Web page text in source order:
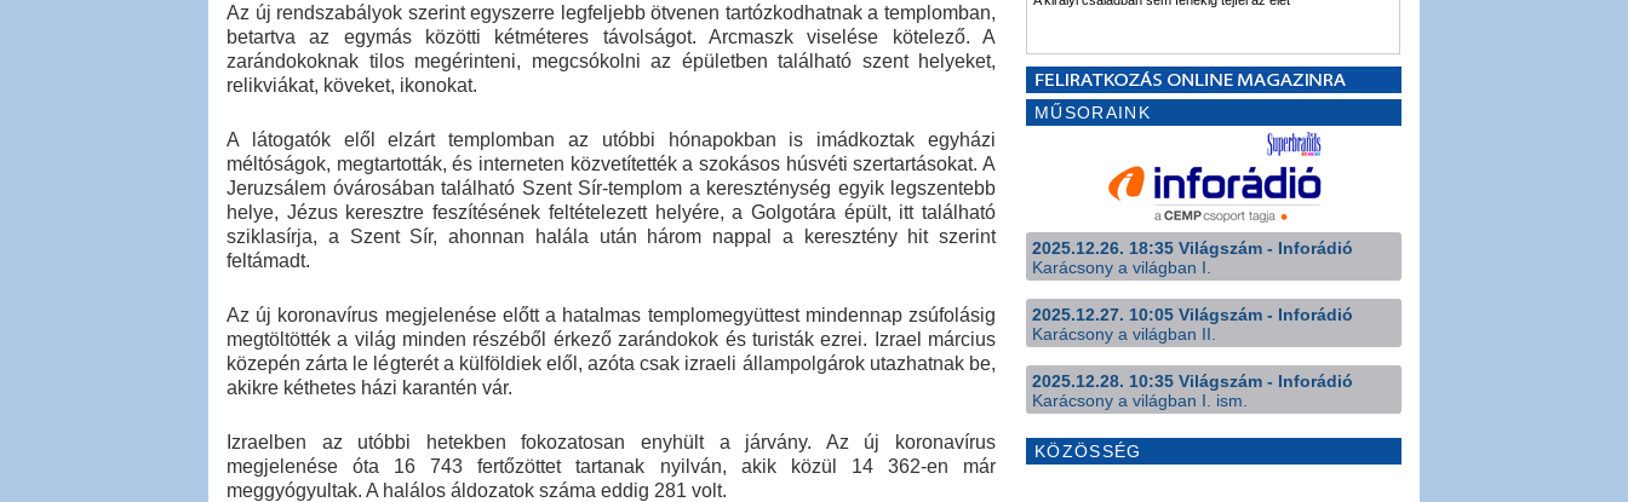
Az új rendszabályok szerint egyszerre legfeljebb ötvenen tartózkodhatnak a templomban,
betartva az egymás közötti kétméteres távolságot. Arcmaszk viselése kötelező. A
zarándokoknak tilos megérinteni, megcsókolni az épületben található szent helyeket,
relikviákat, köveket, ikonokat.
A látogatók elől elzárt templomban az utóbbi hónapokban is imádkoztak egyházi
méltóságok, megtartották, és interneten közvetítették a szokásos húsvéti szertartásokat. A
Jeruzsálem óvárosában található Szent Sír-templom a kereszténység egyik legszentebb
helye, Jézus keresztre feszítésének feltételezett helyére, a Golgotára épült, itt található
sziklasírja, a Szent Sír, ahonnan halála után három nappal a keresztény hit szerint
feltámadt.
Az új koronavírus megjelenése előtt a hatalmas templomegyüttest mindennap zsúfolásig
megtöltötték a világ minden részéből érkező zarándokok és turisták ezrei. Izrael március
közepén zárta le légterét a külföldiek elől, azóta csak izraeli állampolgárok utazhatnak be,
akikre kéthetes házi karantén vár.
Izraelben az utóbbi hetekben fokozatosan enyhült a járvány. Az új koronavírus
megjelenése óta 16 743 fertőzöttet tartanak nyilván, akik közül 14 362-en már
meggyógyultak. A halálos áldozatok száma eddig 281 volt.
MŰSORAINK
2025.12.26. 18:35 Világszám - Inforádió
Karácsony a világban I.
2025.12.27. 10:05 Világszám - Inforádió
Karácsony a világban II.
2025.12.28. 10:35 Világszám - Inforádió
Karácsony a világban I. ism.
KÖZÖSSÉG